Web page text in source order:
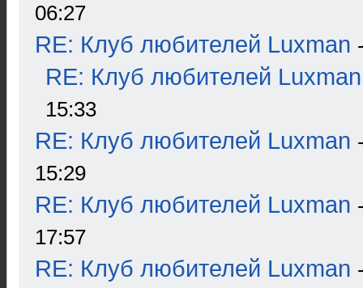
06:27
RE: Клуб любителей Luxman
RE: Клуб любителей Luxman
15:33
RE: Клуб любителей Luxman
15:29
RE: Клуб любителей Luxman
17:57
RE: Клуб любителей Luxman